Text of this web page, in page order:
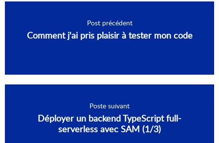
Post précédent
Comment j'ai pris plaisir à tester mon code
Poste suivant
Déployer un backend TypeScript full-
serverless avec SAM (1/3)